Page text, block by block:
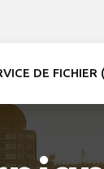
DE FICHIER